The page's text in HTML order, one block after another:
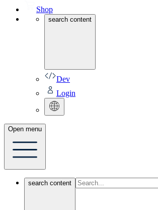
Shop
search content
Dev
Login
Open menu
search content